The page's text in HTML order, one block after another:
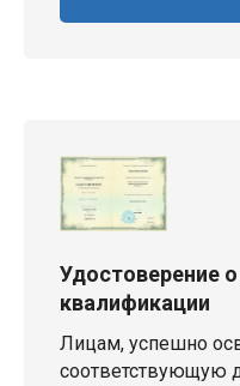
Удостоверение
квалификации
Лицам, успешно
соответствующую